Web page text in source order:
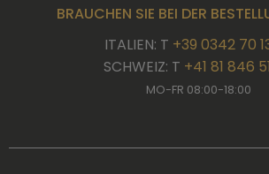
BRAUCHEN SIE BEI DER
ITALIEN: T +39 0342 70
SCHWEIZ: T +41 81 846
MO-FR 08:00-18:00